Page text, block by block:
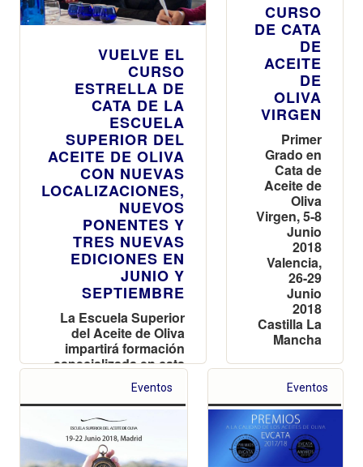
VUELVE EL
CURSO
ESTRELLA DE
CATA DE LA
ESCUELA
SUPERIOR DEL
ACEITE DE OLIVA
CON NUEVAS
LOCALIZACIONES,
NUEVOS
PONENTES Y
TRES NUEVAS
EDICIONES EN
JUNIO Y
SEPTIEMBRE
La Escuela Superior
del Aceite de Oliva
impartirá formación
especializada en cata
de aceite de oliva
virgen a través de su
curso estrella "Primer
Grado en Cata de
Aceite de Oliva
Virgen".
CURSO
DE CATA
DE
ACEITE
DE
OLIVA
VIRGEN
Primer
Grado en
Cata de
Aceite de
Oliva
Virgen, 5-8
Junio
2018
Valencia,
26-29
Junio
2018
Castilla La
Mancha
Eventos Eventos